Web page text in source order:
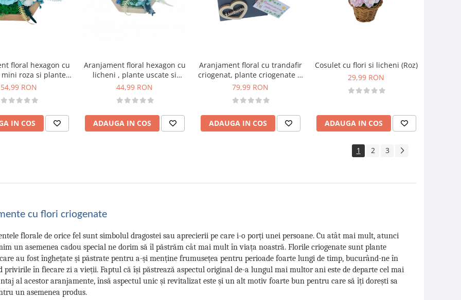
floral hexagon cu
roza si plante
(Bleu, verde)
54,99 RON
IN COS
Aranjament floral hexagon cu
licheni , plante uscate si
plante criogenate (Albastru,
44,99 RON
ADAUGA IN COS
Aranjament floral cu trandafir
criogenat, plante criogenate si
uscate pe pat de licheni
79,99 RON
ADAUGA IN COS
Cosulet cu flori si licheni (Roz)
29,99 RON
ADAUGA IN COS
1 2 3
cu flori criogenate
florale de orice fel sunt simbolul dragostei sau aprecierii pe care i-o porți unei persoane. Cu atât mai mult, atunci
un asemenea cadou special ne dorim să îl păstrăm cât mai mult în viața noastră. Florile criogenate sunt plante
au fost înghețate și păstrate pentru a-și menține frumusețea pentru perioade foarte lungi de timp, bucurând-ne în
privirile în fiecare zi a vieții. Faptul că își păstrează aspectul original de-a lungul mai multor ani este de departe cel mai
al acestor aranjamente, însă aspectul unic și revitalizat este și un alt motiv foarte bun pentru care să îți dorești sa
un asemenea produs.